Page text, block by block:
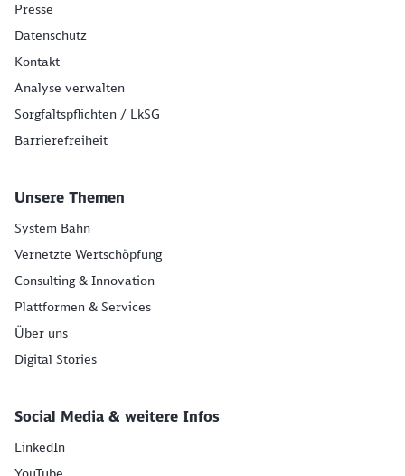
Presse
Datenschutz
Kontakt
Analyse verwalten
Sorgfaltspflichten / LkSG
Barrierefreiheit
Unsere Themen
System Bahn
Vernetzte Wertschöpfung
Consulting & Innovation
Plattformen & Services
Über uns
Digital Stories
Social Media & weitere Infos
LinkedIn